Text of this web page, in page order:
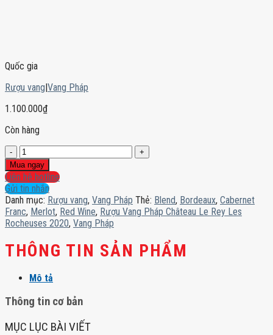
Quốc gia
Rượu vang|Vang Pháp
1.100.000₫
Còn hàng
Rượu
Vang
Pháp
Château
Le
Rey
Les
Rocheuses
2020
số
Mua ngay
Liên hệ hotline
Gửi tin nhắn
Danh mục: Rượu vang, Vang Pháp Thẻ: Blend, Bordeaux, Cabernet
Franc, Merlot, Red Wine, Rượu Vang Pháp Château Le Rey Les
Rocheuses 2020, Vang Pháp
THÔNG TIN SẢN PHẨM
Mô tả
Thông tin cơ bản
MỤC LỤC BÀI VIẾT